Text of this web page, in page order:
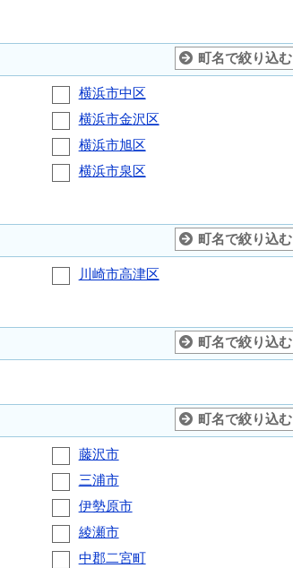
町名で絞り込む
横浜市中区
横浜市金沢区
横浜市旭区
横浜市泉区
町名で絞り込む
川崎市高津区
町名で絞り込む
町名で絞り込む
藤沢市
三浦市
伊勢原市
綾瀬市
中郡二宮町